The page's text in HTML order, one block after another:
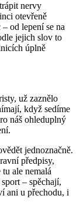
nervy
otevřeně
od lepení se na
jejich slov to
úplně
už zaznělo
když sedíme
náš ohleduplný
jednoznačně.
předpisy,
ale nemalá
– spěchají,
ani u přechodu, i